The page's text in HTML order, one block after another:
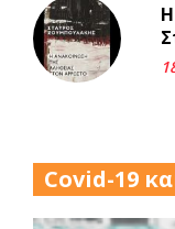
Covid-19